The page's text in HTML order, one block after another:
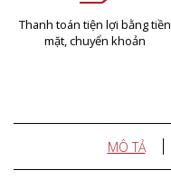
Thanh toán tiện lợi bằng tiền
mặt, chuyển khoản
MÔ TẢ